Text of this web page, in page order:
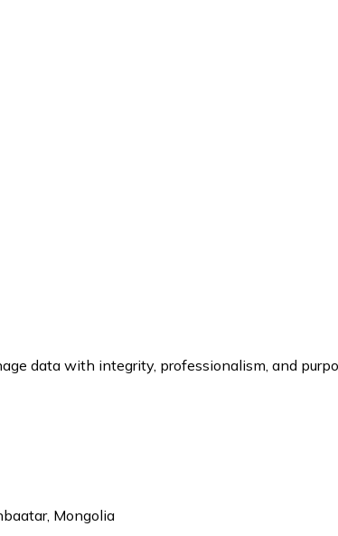
data with integrity, professionalism, and
Mongolia